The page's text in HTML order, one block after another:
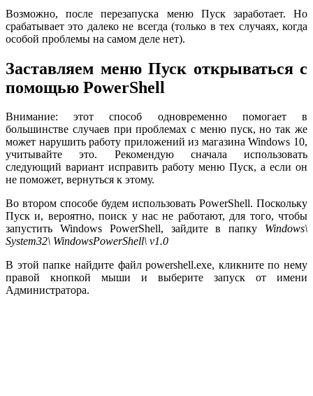
Возможно, после перезапуска меню Пуск заработает. Но
срабатывает это далеко не всегда (только в тех случаях, когда
особой проблемы на самом деле нет).
Заставляем меню Пуск открываться с
помощью PowerShell
Внимание: этот способ одновременно помогает в
большинстве случаев при проблемах с меню пуск, но так же
может нарушить работу приложений из магазина Windows 10,
учитывайте это. Рекомендую сначала использовать
следующий вариант исправить работу меню Пуск, а если он
не поможет, вернуться к этому.
Во втором способе будем использовать PowerShell. Поскольку
Пуск и, вероятно, поиск у нас не работают, для того, чтобы
запустить Windows PowerShell, зайдите в папку Windows\
System32\ WindowsPowerShell\ v1.0
В этой папке найдите файл powershell.exe, кликните по нему
правой кнопкой мыши и выберите запуск от имени
Администратора.